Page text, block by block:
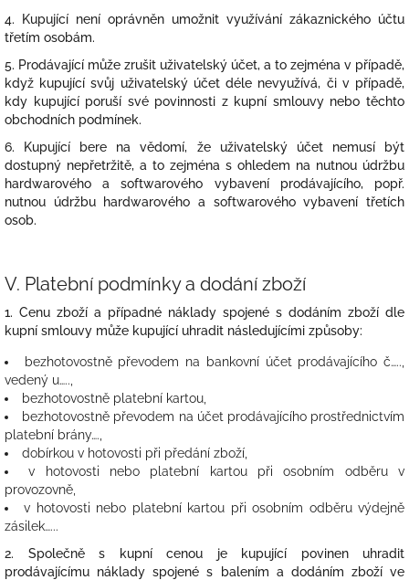
4. Kupující není oprávněn umožnit využívání zákaznického účtu
třetím osobám.
5. Prodávající může zrušit uživatelský účet, a to zejména v případě,
když kupující svůj uživatelský účet déle nevyužívá, či v případě,
kdy kupující poruší své povinnosti z kupní smlouvy nebo těchto
obchodních podmínek.
6. Kupující bere na vědomí, že uživatelský účet nemusí být
dostupný nepřetržitě, a to zejména s ohledem na nutnou údržbu
hardwarového a softwarového vybavení prodávajícího, popř.
nutnou údržbu hardwarového a softwarového vybavení třetích
osob.
V. Platební podmínky a dodání zboží
1. Cenu zboží a případné náklady spojené s dodáním zboží dle
kupní smlouvy může kupující uhradit následujícími způsoby:
bezhotovostně převodem na bankovní účet prodávajícího č…..,
vedený u…..,
bezhotovostně platební kartou,
bezhotovostně převodem na účet prodávajícího prostřednictvím
platební brány….,
dobírkou v hotovosti při předání zboží,
v hotovosti nebo platební kartou při osobním odběru v
provozovně,
v hotovosti nebo platební kartou při osobním odběru výdejně
zásilek…...
2. Společně s kupní cenou je kupující povinen uhradit
prodávajícímu náklady spojené s balením a dodáním zboží ve